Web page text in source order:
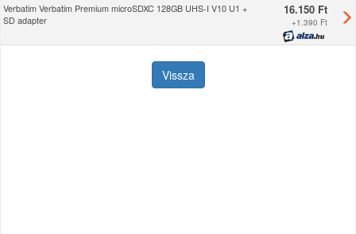
Verbatim Verbatim Premium microSDXC 128GB UHS-I V10 U1 +
SD adapter
16.150 Ft
+1.390 Ft
Vissza